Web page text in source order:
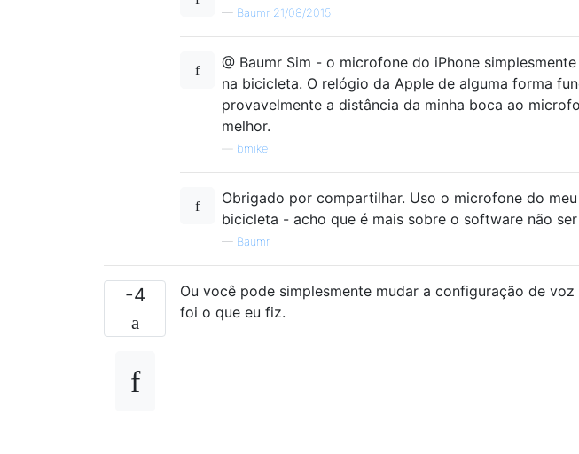
— Baumr 21/08/2015
@ Baumr Sim - o microfone do iPhone
na bicicleta. O relógio da Apple de alguma forma
provavelmente a distância da minha boca ao
melhor.
bmike
Obrigado por compartilhar. Uso o microfone do
bicicleta - acho que é mais sobre o software não
— Baumr
-4
Ou você pode simplesmente mudar a configuração de
foi o que eu fiz.